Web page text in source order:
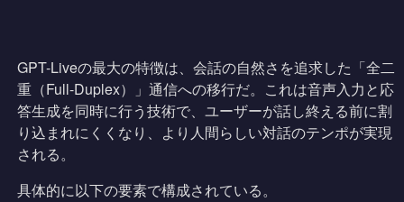
GPT-Liveの最大の特徴は、会話の自然さを追求した「全二
重（Full-Duplex）」通信への移行だ。これは音声入力と応
答生成を同時に行う技術で、ユーザーが話し終える前に割
り込まれにくくなり、より人間らしい対話のテンポが実現
される。
具体的に以下の要素で構成されている。